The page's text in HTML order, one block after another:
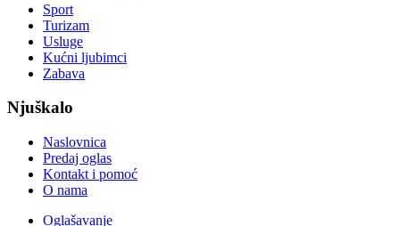
Sport
Turizam
Usluge
Kućni ljubimci
Zabava
Njuškalo
Naslovnica
Predaj oglas
Kontakt i pomoć
O nama
Oglašavanje